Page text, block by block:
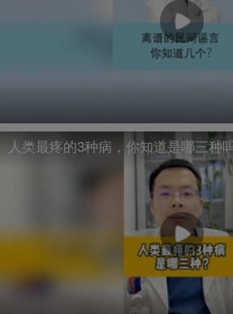
人类最疼的3种病，你知道是哪三种